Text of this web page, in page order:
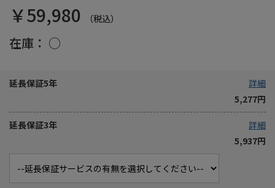
￥59,980 （税込）
在庫： ○
延長保証5年
詳細
5,277円
延長保証3年
詳細
5,937円